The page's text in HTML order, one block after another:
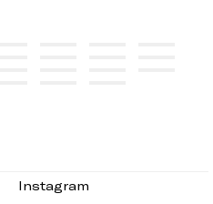
Instagram